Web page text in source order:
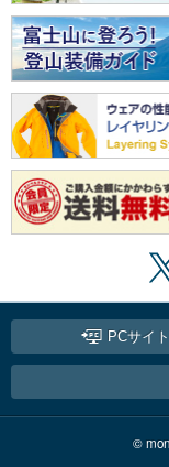
PCサイト
©